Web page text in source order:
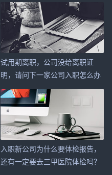
试用期离职，公司没给离职证
明，请问下一家公司入职怎么办
呢？
入职新公司为什么要体检报告，
还有一定要去三甲医院体检吗？